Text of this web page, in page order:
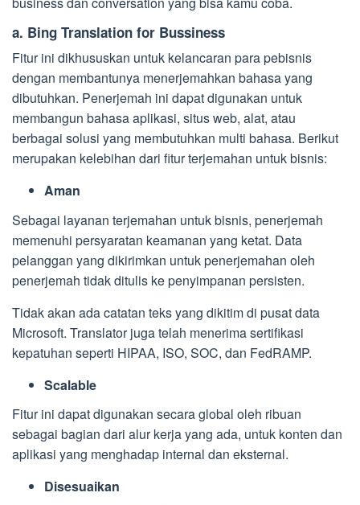
a. Bing Translation for Bussiness
Fitur ini dikhususkan untuk kelancaran para pebisnis
dengan membantunya menerjemahkan bahasa yang
dibutuhkan. Penerjemah ini dapat digunakan untuk
membangun bahasa aplikasi, situs web, alat, atau
berbagai solusi yang membutuhkan multi bahasa. Berikut
merupakan kelebihan dari fitur terjemahan untuk bisnis:
Aman
Sebagai layanan terjemahan untuk bisnis, penerjemah
memenuhi persyaratan keamanan yang ketat. Data
pelanggan yang dikirimkan untuk penerjemahan oleh
penerjemah tidak ditulis ke penyimpanan persisten.
Tidak akan ada catatan teks yang dikitim di pusat data
Microsoft. Translator juga telah menerima sertifikasi
kepatuhan seperti HIPAA, ISO, SOC, dan FedRAMP.
Scalable
Fitur ini dapat digunakan secara global oleh ribuan
sebagai bagian dari alur kerja yang ada, untuk konten dan
aplikasi yang menghadap internal dan eksternal.
Disesuaikan